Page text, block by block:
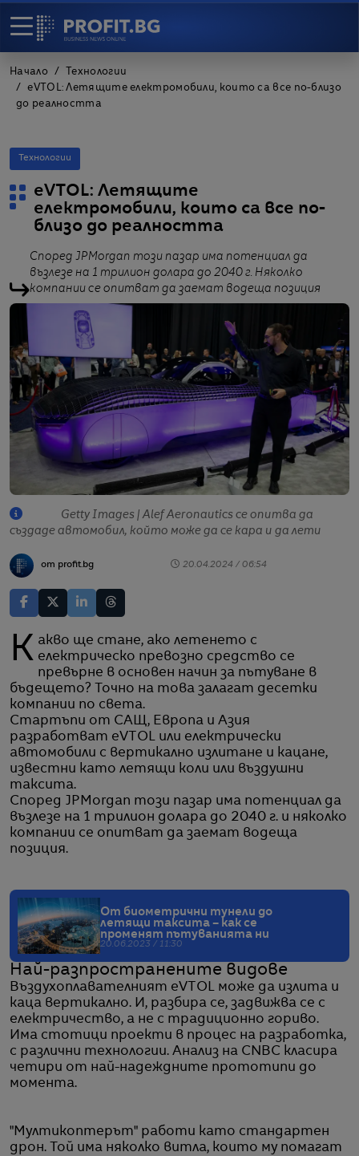
Начало
Технологии
еVTOL: Летящите електромобили, които са все по-близо
до реалността
Технологии
еVTOL: Летящите
електромобили, които са все по-
близо до реалността
Според JPMorgan този пазар има потенциал да
възлезе на 1 трилион долара до 2040 г. Няколко
компании се опитват да заемат водеща позиция
Getty Images | Alef Aeronautics се опитва да
създаде автомобил, който може да се кара и да лети
от profit.bg 20.04.2024 / 06:54
Какво ще стане, ако летенето с електрическо превозно средство се
превърне в основен начин за пътуване в
бъдещето? Точно на това залагат десетки
компании по света.
Стартъпи от САЩ, Европа и Азия
разработват еVTOL или електрически
автомобили с вертикално излитане и кацане,
известни като летящи коли или въздушни
таксита.
Според JPMorgan този пазар има потенциал да
възлезе на 1 трилион долара до 2040 г. и няколко
компании се опитват да заемат водеща
позиция.
От биометрични тунели до
летящи таксита – как се
променят пътуванията ни
20.06.2023 / 11:30
Най-разпространените видове
Въздухоплавателният еVTOL може да излита и
каца вертикално. И, разбира се, задвижва се с
електричество, а не с традиционно гориво.
Има стотици проекти в процес на разработка,
с различни технологии. Анализ на CNBC класира
четири от най-надеждните прототипи до
момента.
"Мултикоптерът" работи като стандартен
дрон. Той има няколко витла, които му помагат